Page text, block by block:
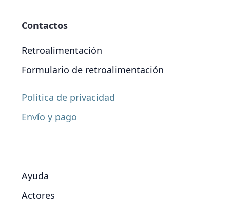
Contactos
Retroalimentación
Formulario de retroalimentación
Política de privacidad
Envío y pago
Ayuda
Actores